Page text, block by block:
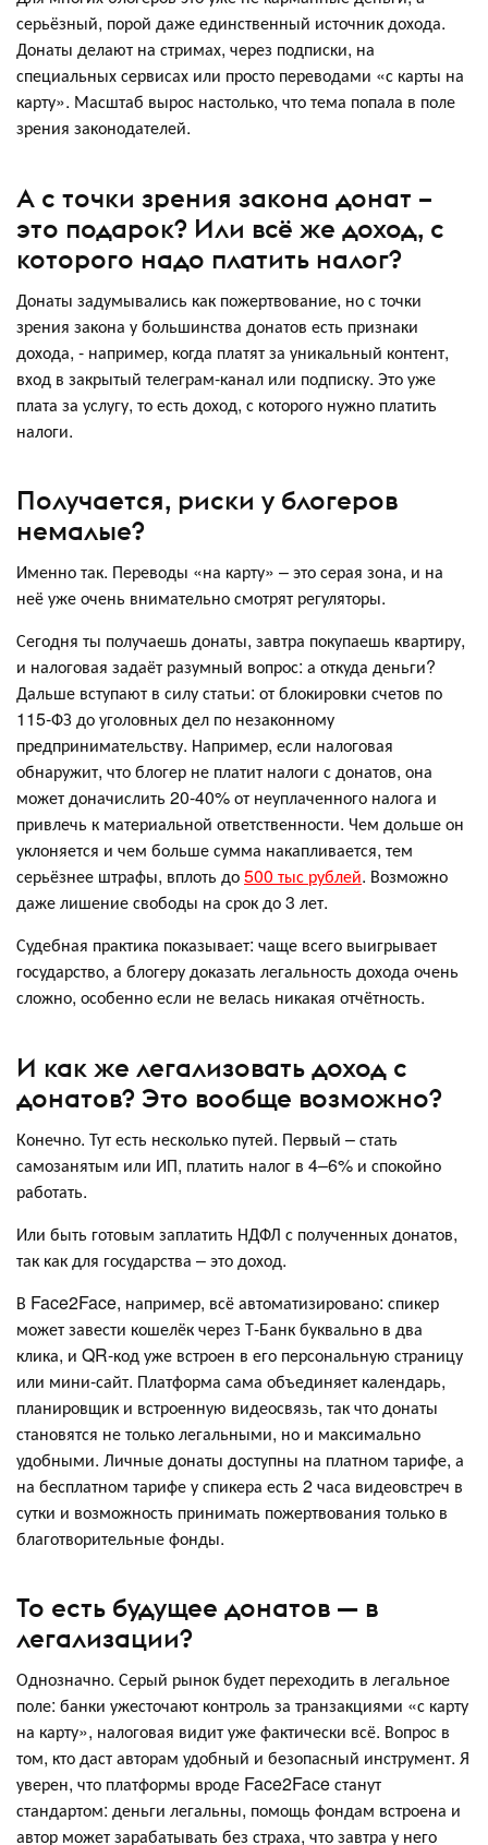
серьёзный, порой даже единственный источник дохода.
Донаты делают на стримах, через подписки, на
специальных сервисах или просто переводами «с карты на
карту». Масштаб вырос настолько, что тема попала в поле
зрения законодателей.
А с точки зрения закона донат –
это подарок? Или всё же доход, с
которого надо платить налог?
Донаты задумывались как пожертвование, но с точки
зрения закона у большинства донатов есть признаки
дохода, - например, когда платят за уникальный контент,
вход в закрытый телеграм-канал или подписку. Это уже
плата за услугу, то есть доход, с которого нужно платить
налоги.
Получается, риски у блогеров
немалые?
Именно так. Переводы «на карту» – это серая зона, и на
неё уже очень внимательно смотрят регуляторы.
Сегодня ты получаешь донаты, завтра покупаешь квартиру,
и налоговая задаёт разумный вопрос: а откуда деньги?
Дальше вступают в силу статьи: от блокировки счетов по
115-ФЗ до уголовных дел по незаконному
предпринимательству. Например, если налоговая
обнаружит, что блогер не платит налоги с донатов, она
может доначислить 20-40% от неуплаченного налога и
привлечь к материальной ответственности. Чем дольше он
уклоняется и чем больше сумма накапливается, тем
серьёзнее штрафы, вплоть до500 тыс рублей. Возможно
даже лишение свободы на срок до 3 лет.
Судебная практика показывает: чаще всего выигрывает
государство, а блогеру доказать легальность дохода очень
сложно, особенно если не велась никакая отчётность.
И как же легализовать доход с
донатов? Это вообще возможно?
Конечно. Тут есть несколько путей. Первый – стать
самозанятым или ИП, платить налог в 4–6% и спокойно
работать.
Или быть готовым заплатить НДФЛ с полученных донатов,
так как для государства – это доход.
В Face2Face, например, всё автоматизировано: спикер
может завести кошелёк через Т-Банк буквально в два
клика, и QR-код уже встроен в его персональную страницу
или мини-сайт. Платформа сама объединяет календарь,
планировщик и встроенную видеосвязь, так что донаты
становятся не только легальными, но и максимально
удобными. Личные донаты доступны на платном тарифе, а
на бесплатном тарифе у спикера есть 2 часа видеовстреч в
сутки и возможность принимать пожертвования только в
благотворительные фонды.
То есть будущее донатов — в
легализации?
Однозначно. Серый рынок будет переходить в легальное
поле: банки ужесточают контроль за транзакциями «с карту
на карту», налоговая видит уже фактически всё. Вопрос в
том, кто даст авторам удобный и безопасный инструмент. Я
уверен, что платформы вроде Face2Face станут
стандартом: деньги легальны, помощь фондам встроена и
автор может зарабатывать без страха, что завтра у него